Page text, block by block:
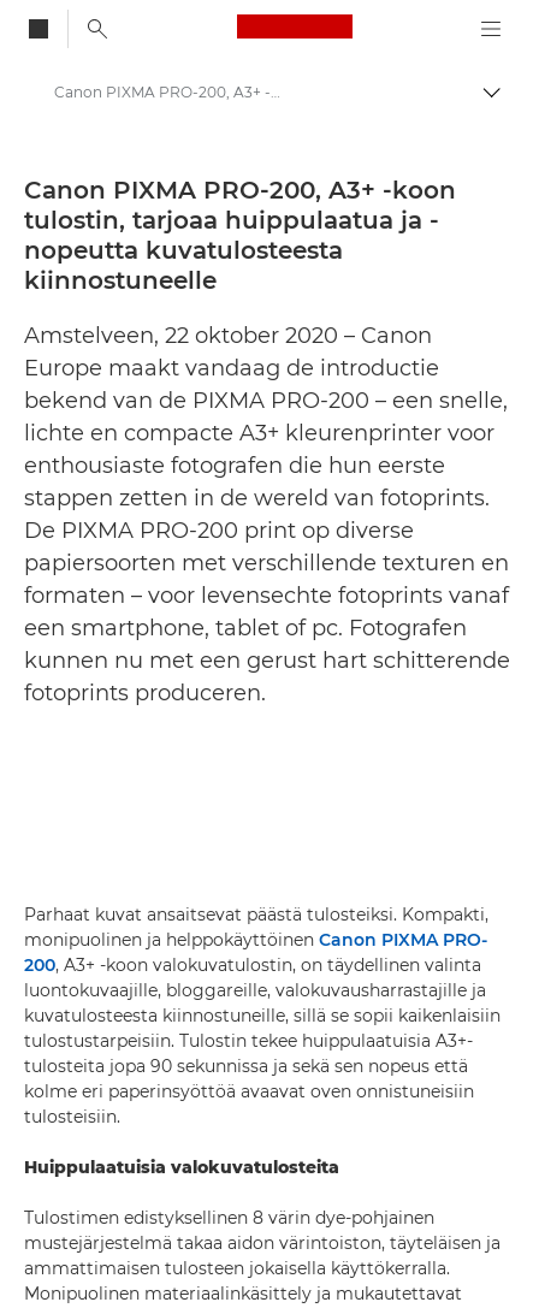
Canon Logo, back
Lehdistösivut
Lehdistötiedotteet – Canonin lehdistökeskus
Canon PIXMA PRO-200, A3+ -koon tulostin, tarjoaa huippulaatua ja -nopeutta kuvatulosteesta kiinnostuneelle - Canonin lehdistökeskus
Canon PIXMA PRO-200, A3+ -koon
tulostin, tarjoaa huippulaatua ja -
nopeutta kuvatulosteesta
kiinnostuneelle
Amstelveen, 22 oktober 2020 – Canon
Europe maakt vandaag de introductie
bekend van de PIXMA PRO-200 – een snelle,
lichte en compacte A3+ kleurenprinter voor
enthousiaste fotografen die hun eerste
stappen zetten in de wereld van fotoprints.
De PIXMA PRO-200 print op diverse
papiersoorten met verschillende texturen en
formaten – voor levensechte fotoprints vanaf
een smartphone, tablet of pc. Fotografen
kunnen nu met een gerust hart schitterende
fotoprints produceren.
Parhaat kuvat ansaitsevat päästä tulosteiksi. Kompakti,
monipuolinen ja helppokäyttöinen Canon PIXMA PRO-
200, A3+ -koon valokuvatulostin, on täydellinen valinta
luontokuvaajille, bloggareille, valokuvausharrastajille ja
kuvatulosteesta kiinnostuneille, sillä se sopii kaikenlaisiin
tulostustarpeisiin. Tulostin tekee huippulaatuisia A3+-
tulosteita jopa 90 sekunnissa ja sekä sen nopeus että
kolme eri paperinsyöttöä avaavat oven onnistuneisiin
tulosteisiin.
Huippulaatuisia valokuvatulosteita
Tulostimen edistyksellinen 8 värin dye-pohjainen
mustejärjestelmä takaa aidon värintoiston, täyteläisen ja
ammattimaisen tulosteen jokaisella käyttökerralla.
Monipuolinen materiaalinkäsittely ja mukautettavat